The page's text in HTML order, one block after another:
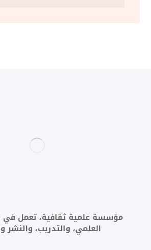
مؤسسة علمية ثقافية، تعمل في
العلمي، والتدريب، والنشر